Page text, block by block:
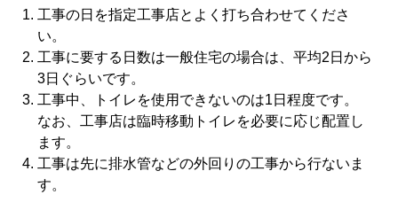
工事の日を指定工事店とよく打ち合わせてくださ
い。
工事に要する日数は一般住宅の場合は、平均2日から
3日ぐらいです。
工事中、トイレを使用できないのは1日程度です。
なお、工事店は臨時移動トイレを必要に応じ配置し
ます。
工事は先に排水管などの外回りの工事から行ないま
す。